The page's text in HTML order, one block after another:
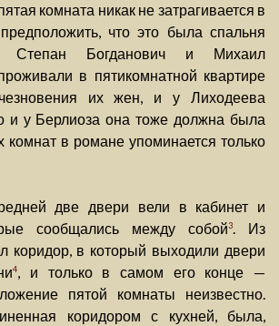
комната никак не затрагивается в
что это была спальня
Степан Богданович и Михаил
в пятикомнатной квартире
их жен, и у Лиходеева
и у Берлиоза она тоже должна была
комнат в романе упоминается только
две двери вели в кабинет и
сообщались между собой3. Из
коридор, в который выходили двери
4, и только в самом его конце —
пятой комнаты неизвестно.
коридором с кухней, была,